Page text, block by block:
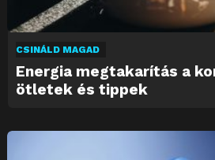
CSINÁLD MAGAD
Energia megtakarítás a
ötletek és tippek